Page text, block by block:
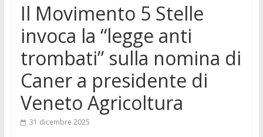
Il Movimento 5 Stelle
invoca la “legge anti
trombati” sulla nomina di
Caner a presidente di
Veneto Agricoltura
31 dicembre 2025